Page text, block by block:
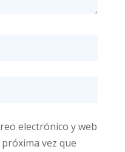
electrónico y web
vez que